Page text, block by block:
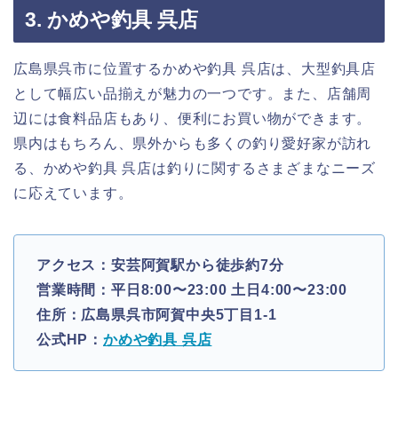
3. かめや釣具 呉店
広島県呉市に位置するかめや釣具 呉店は、大型釣具店
として幅広い品揃えが魅力の一つです。また、店舗周
辺には食料品店もあり、便利にお買い物ができます。
県内はもちろん、県外からも多くの釣り愛好家が訪れ
る、かめや釣具 呉店は釣りに関するさまざまなニーズ
に応えています。
アクセス：安芸阿賀駅から徒歩約7分
営業時間：平日8:00〜23:00 土日4:00〜23:00
住所：広島県呉市阿賀中央5丁目1-1
公式HP： かめや釣具 呉店